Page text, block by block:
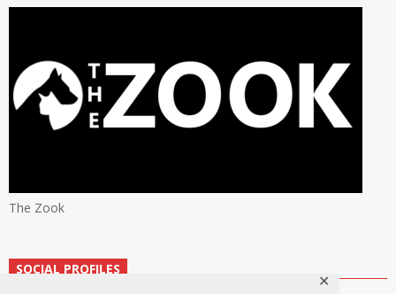
✕
The Zook
SOCIAL PROFILES